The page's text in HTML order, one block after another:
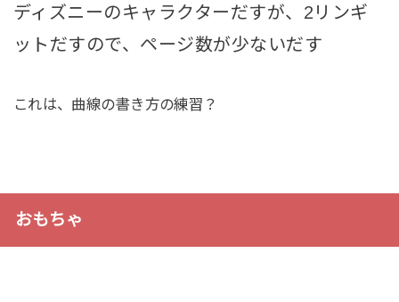
ディズニーのキャラクターだすが、2リンギ
ットだすので、ページ数が少ないだす
これは、曲線の書き方の練習？
おもちゃ